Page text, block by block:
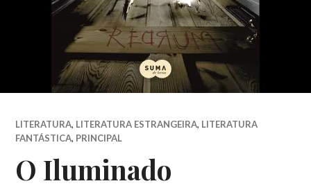
LITERATURA, LITERATURA ESTRANGEIRA, LITERATURA
FANTÁSTICA, PRINCIPAL
O Iluminado